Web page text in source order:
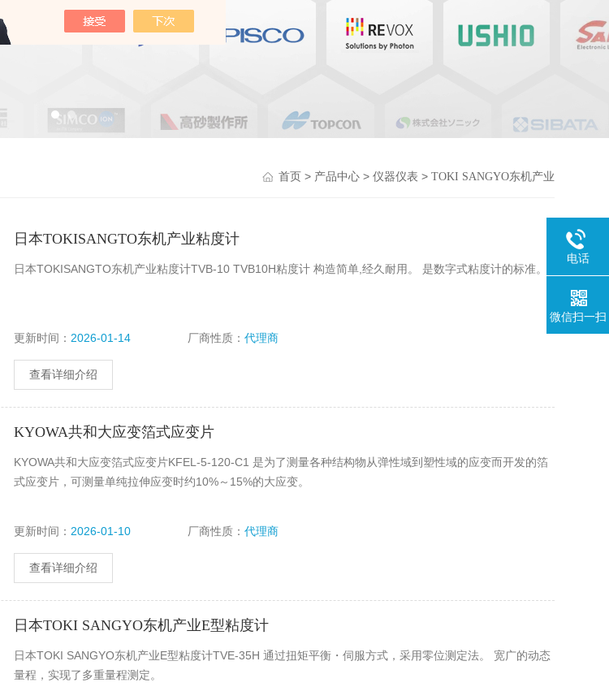
首页> 产品中心> 仪器仪表 > TOKI SANGYO东机产业
日本TOKISANGTO东机产业粘度计
日本TOKISANGTO东机产业粘度计TVB-10 TVB10H粘度计 构造简单,经久耐用。 是数字式粘度计的标准。
更新时间： 2026-01-14 厂商性质：代理商
查看详细介绍
KYOWA共和大应变箔式应变片
KYOWA共和大应变箔式应变片KFEL-5-120-C1 是为了测量各种结构物从弹性域到塑性域的应变而开发的箔
式应变片，可测量单纯拉伸应变时约10%～15%的大应变。
更新时间： 2026-01-10 厂商性质：代理商
查看详细介绍
日本TOKI SANGYO东机产业E型粘度计
日本TOKI SANGYO东机产业E型粘度计TVE-35H 通过扭矩平衡・伺服方式，采用零位测定法。 宽广的动态
量程，实现了多重量程测定。
电话
微信扫一扫